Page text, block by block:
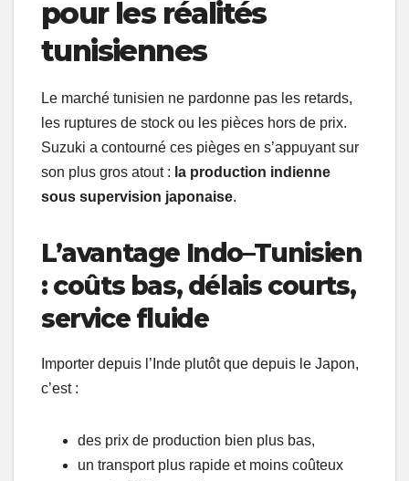
pour les réalités
tunisiennes
Le marché tunisien ne pardonne pas les retards,
les ruptures de stock ou les pièces hors de prix.
Suzuki a contourné ces pièges en s’appuyant sur
son plus gros atout : la production indienne
sous supervision japonaise.
L’avantage Indo–Tunisien
: coûts bas, délais courts,
service fluide
Importer depuis l’Inde plutôt que depuis le Japon,
c’est :
des prix de production bien plus bas,
un transport plus rapide et moins coûteux